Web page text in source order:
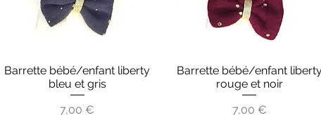
Aperçu rapide
Barrette bébé/enfant liberty
bleu et gris
Prix
7,00 €
Aperçu rapide
Barrette bébé/enfant
rouge et noir
Prix
7,00 €